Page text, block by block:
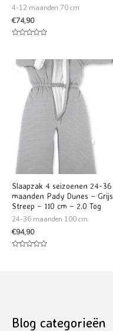
4-12 maanden 70 cm
€74,90
Slaapzak 4 seizoenen 24-36
maanden Pady Dunes – Grijs
Streep – 110 cm – 2.0 Tog
24-36 maanden 100 cm
€94,90
Blog categorieën